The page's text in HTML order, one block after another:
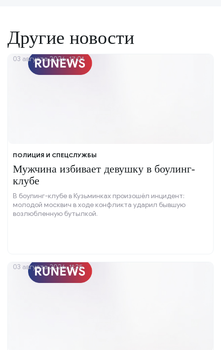
Другие новости
ПОЛИЦИЯ И СПЕЦСЛУЖБЫ
Мужчина избивает девушку в боулинг-
клубе
В боулинг-клубе в Кузьминках произошёл инцидент:
молодой москвич в ходе конфликта ударил бывшую
возлюбленную бутылкой.
03 августа 2026, 17:01
03 августа 2026, 11:35